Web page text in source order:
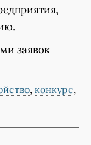
заявок
, конкурс,